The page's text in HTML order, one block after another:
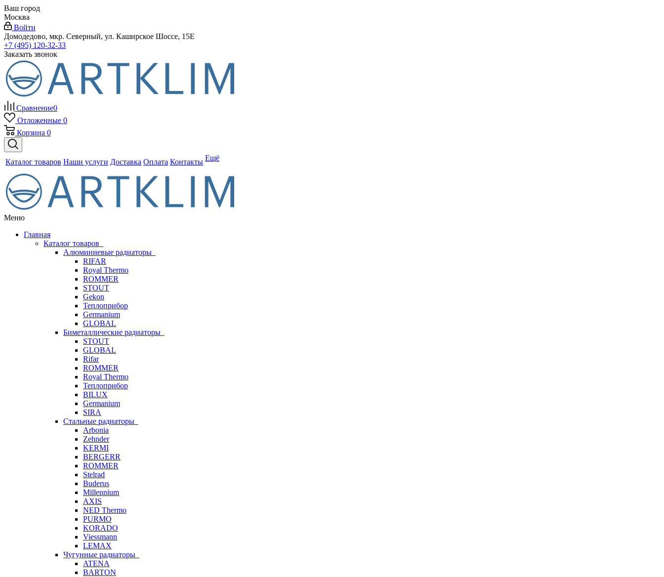
Ваш город
Москва
Войти
Домодедово, мкр. Северный, ул. Каширское Шоссе, 15Е
+7 (495) 120-32-33
Заказать звонок
Сравнение0
Отложенные 0
Корзина 0
Каталог товаров Наши услуги Доставка Оплата Контакты Ещё
Меню
Главная
Каталог товаров
Алюминиевые радиаторы
RIFAR
Royal Thermo
ROMMER
STOUT
Gekon
Теплоприбор
Germanium
GLOBAL
Биметаллические радиаторы
STOUT
GLOBAL
Rifar
ROMMER
Royal Thermo
Теплоприбор
BILUX
Germanium
SIRA
Стальные радиаторы
Arbonia
Zehnder
KERMI
BERGERR
ROMMER
Stelrad
Buderus
Millennium
AXIS
NED Thermo
PURMO
KORADO
Viessmann
LEMAX
Чугунные радиаторы
ATENA
BARTON